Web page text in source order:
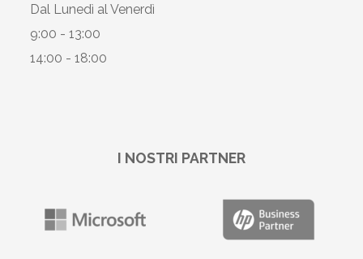
Dal Lunedì al Venerdì
9:00 - 13:00
14:00 - 18:00
I NOSTRI PARTNER